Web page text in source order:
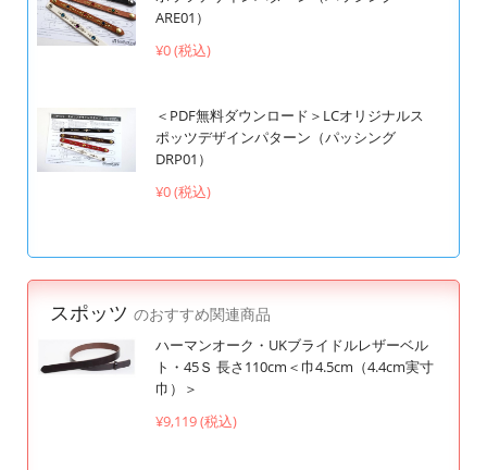
ARE01）
¥0 (税込)
＜PDF無料ダウンロード＞LCオリジナルス
ポッツデザインパターン（パッシング
DRP01）
¥0 (税込)
スポッツ のおすすめ関連商品
ハーマンオーク・UKブライドルレザーベル
ト・45Ｓ 長さ110cm＜巾4.5cm（4.4cm実寸
巾）＞
¥9,119 (税込)